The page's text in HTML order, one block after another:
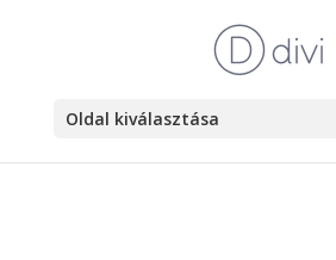
Oldal kiválasztása